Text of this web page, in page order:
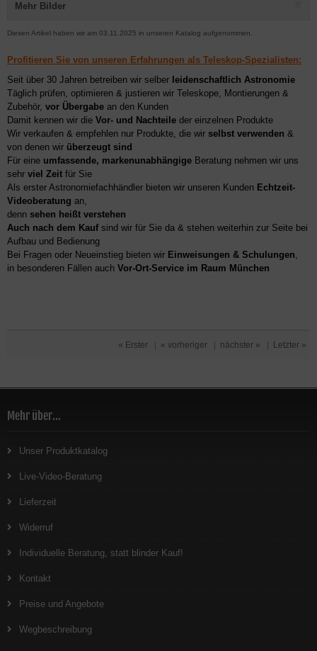
Mehr Bilder
Diesen Artikel haben wir am 03.11.2025 in unseren Katalog aufgenommen.
Profitieren Sie von unseren Erfahrungen als Teleskop-Spezialisten:
Seit über 30 Jahren betreiben wir selber leidenschaftlich Astronomie
Täglich prüfen, optimieren & justieren wir Teleskope, Montierungen &
Zubehör, vor Übergabe an den Kunden
Damit kennen wir die Vor- und Nachteile der einzelnen Produkte
Wir verkaufen & empfehlen nur Produkte, die wir selbst verwenden &
von denen wir überzeugt sind
Für eine umfassende, markenunabhängige Beratung nehmen wir uns
sehr viel Zeit für Sie
Als erster Astronomiefachhändler bieten wir unseren Kunden Echtzeit-
Videoberatung an,
denn sehen heißt verstehen
Auch nach dem Kaufsind wir für Sie da & stehen weiterhin zur Seite bei
Aufbau und Bedienung
Bei Fragen oder Neueinstieg bieten wir Einweisungen & Schulungen,
in besonderen Fällen auch Vor-Ort-Service im Raum München
« Erster « vorheriger nächster » Letzter »
Mehr über...
Unser Produktkatalog
Live-Video-Beratung
Lieferzeit
Widerruf
Individuelle Beratung, statt blinder Kauf!
Kontakt
Preise und Angebote
Wegbeschreibung